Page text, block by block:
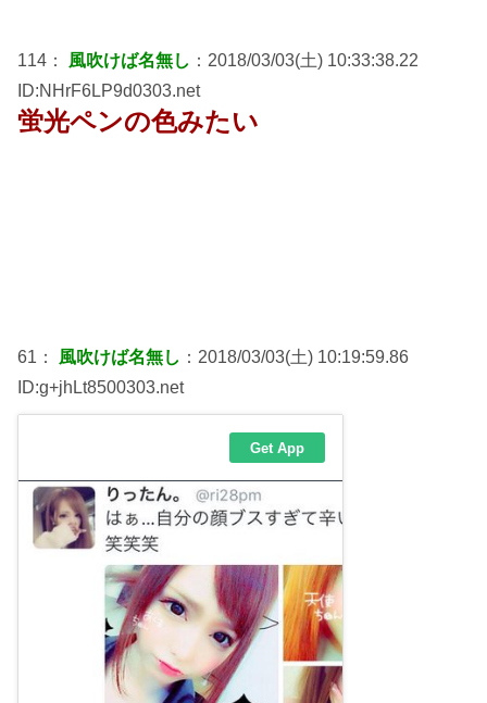
114： 風吹けば名無し ：2018/03/03(土) 10:33:38.22
ID:NHrF6LP9d0303.net
蛍光ペンの色みたい
61： 風吹けば名無し ：2018/03/03(土) 10:19:59.86
ID:g+jhLt8500303.net